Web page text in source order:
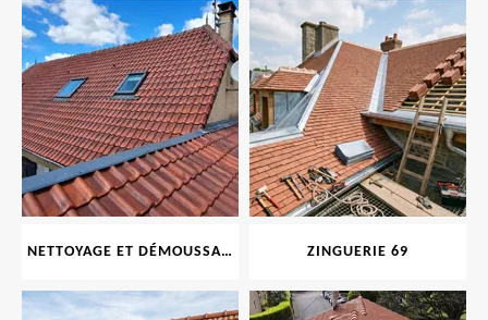
NETTOYAGE ET DÉMOUSSAGE DE TOITURE ET FAÇADE 69 ZINGUERIE 69